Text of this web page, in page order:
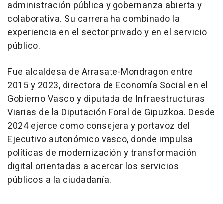
administración pública y gobernanza abierta y
colaborativa. Su carrera ha combinado la
experiencia en el sector privado y en el servicio
público.
Fue alcaldesa de Arrasate-Mondragon entre
2015 y 2023, directora de Economía Social en el
Gobierno Vasco y diputada de Infraestructuras
Viarias de la Diputación Foral de Gipuzkoa. Desde
2024 ejerce como consejera y portavoz del
Ejecutivo autonómico vasco, donde impulsa
políticas de modernización y transformación
digital orientadas a acercar los servicios
públicos a la ciudadanía.